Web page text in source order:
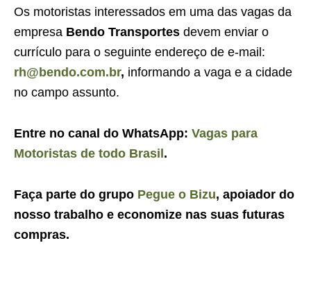
Os motoristas interessados em uma das vagas da
empresa Bendo Transportes devem enviar o
currículo para o seguinte endereço de e-mail:
rh@bendo.com.br, informando a vaga e a cidade
no campo assunto.
Entre no canal do WhatsApp: Vagas para
Motoristas de todo Brasil .
Faça parte do grupo Pegue o Bizu, apoiador do
nosso trabalho e economize nas suas futuras
compras.